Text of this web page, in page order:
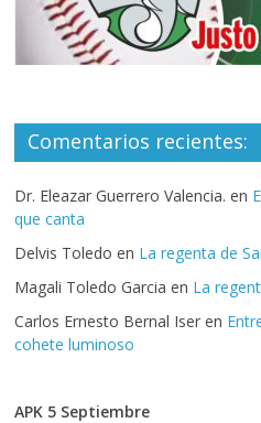
Comentarios recientes:
Dr. Eleazar Guerrero Valencia. en
que canta
Delvis Toledo en La regenta de
Magali Toledo Garcia en La
Carlos Ernesto Bernal Iser en
cohete luminoso
APK 5 Septiembre